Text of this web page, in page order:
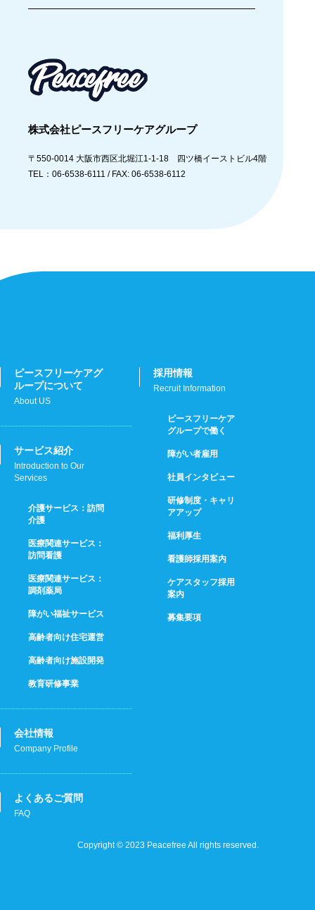
株式会社ピースフリーケアグループ
〒550-0014 大阪市西区北堀江1-1-18 四ツ橋イーストビル4階
TEL：06-6538-6111 / FAX: 06-6538-6112
ピースフリーケアグ
ループについて
About US
サービス紹介
Introduction to Our
Services
介護サービス：訪問
介護
医療関連サービス：
訪問看護
医療関連サービス：
調剤薬局
障がい福祉サービス
高齢者向け住宅運営
高齢者向け施設開発
教育研修事業
会社情報
Company Profile
よくあるご質問
FAQ
採用情報
Recruit Information
ピースフリーケア
グループで働く
障がい者雇用
社員インタビュー
研修制度・キャリ
アアップ
福利厚生
看護師採用案内
ケアスタッフ採用
案内
募集要項
Copyright © 2023 Peacefree All rights reserved.